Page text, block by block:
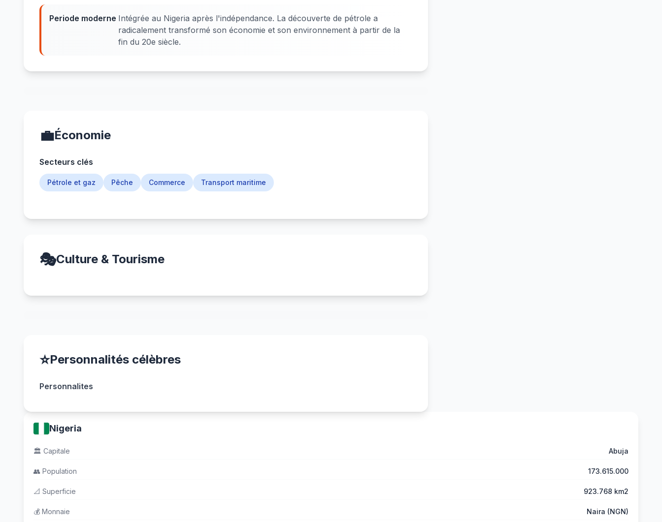
Periode moderne Intégrée au Nigeria après l'indépendance. La découverte de pétrole a
radicalement transformé son économie et son environnement à partir de la
fin du 20e siècle.
💼Économie
Secteurs clés
Pétrole et gaz Pêche Commerce Transport maritime
🎭Culture & Tourisme
⭐Personnalités célèbres
Personnalites
Nigeria
🏛️ Capitale Abuja
👥 Population 173.615.000
📐 Superficie 923.768 km2
💰 Monnaie Naira (NGN)